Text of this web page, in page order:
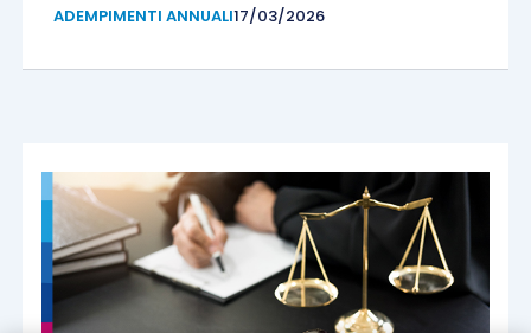
ADEMPIMENTI ANNUALI17/03/2026